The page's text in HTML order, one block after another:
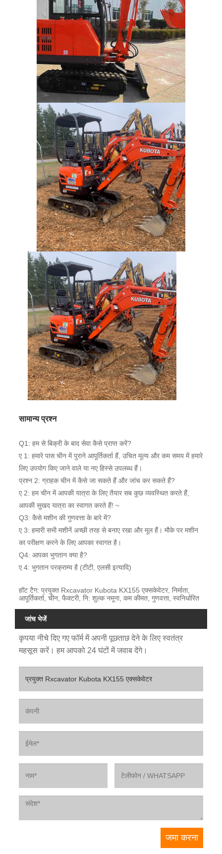
सामान्य प्रश्न
Q1: हम से बिक्री के बाद सेवा कैसे प्राप्त करें?
ए 1: हमारे पास चीन में पुराने आपूर्तिकर्ता हैं, उचित मूल्य और कम समय में हमारे
लिए उपयोग किए जाने वाले या नए हिस्से उपलब्ध हैं।
प्रश्न 2: ग्राहक चीन में कैसे जा सकते हैं और जांच कर सकते हैं?
ए 2: हम चीन में आपकी यात्रा के लिए तैयार सब कुछ व्यवस्थित करते हैं,
आपकी सुखद यात्रा का स्वागत करते हैं! ~
Q3: कैसे मशीन की गुणवत्ता के बारे में?
ए 3: हमारी सभी मशीनें अच्छी तरह से बनाए रखा और मूल हैं। मौके पर मशीन
का परीक्षण करने के लिए आपका स्वागत है।
Q4: आपका भुगतान क्या है?
ए 4: भुगतान परक्राम्य है (टीटी, एलसी इत्यादि)
हॉट टैग: प्रयुक्त Rxcavator Kubota KX155 एक्सकेवेटर, निर्माता,
आपूर्तिकर्ता, चीन, फैक्टरी, नि: शुल्क नमूना, कम कीमत, गुणवत्ता, स्वनिर्धारित
जांच भेजें
कृपया नीचे दिए गए फॉर्म में अपनी पूछताछ देने के लिए स्वतंत्र
महसूस करें। हम आपको 24 घंटों में जवाब देंगे।